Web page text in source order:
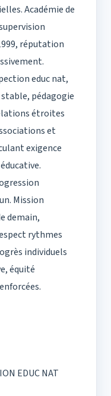
Académie de
réputation
educ nat,
pédagogie
étroites
et
exigence
Mission
demain,
rythmes
individuels
équité
EDUC NAT